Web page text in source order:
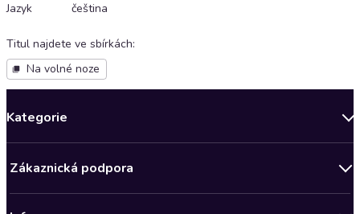
Jazyk
čeština
Titul najdete ve sbírkách:
Na volné noze
Kategorie
Bestsellery měsíce
Zákaznická podpora